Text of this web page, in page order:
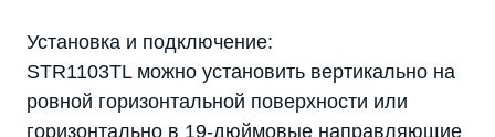
Установка и подключение:
STR1103TL можно установить вертикально на
ровной горизонтальной поверхности или
горизонтально в 19-дюймовые направляющие